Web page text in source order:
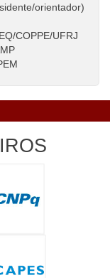
orientador)
COPPE/UFRJ